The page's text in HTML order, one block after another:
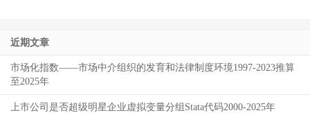
近期文章
市场化指数——市场中介组织的发育和法律制度环境1997-2023推算
至2025年
上市公司是否超级明星企业虚拟变量分组Stata代码2000-2025年